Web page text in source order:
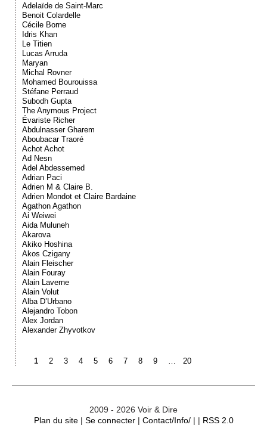
Adelaïde de Saint-Marc
Benoit Colardelle
Cécile Borne
Idris Khan
Le Titien
Lucas Arruda
Maryan
Michal Rovner
Mohamed Bourouissa
Stéfane Perraud
Subodh Gupta
The Anymous Project
Évariste Richer
Abdulnasser Gharem
Aboubacar Traoré
Achot Achot
Ad Nesn
Adel Abdessemed
Adrian Paci
Adrien M & Claire B.
Adrien Mondot et Claire Bardaine
Agathon Agathon
Ai Weiwei
Aida Muluneh
Akarova
Akiko Hoshina
Akos Czigany
Alain Fleischer
Alain Fouray
Alain Laverne
Alain Volut
Alba D’Urbano
Alejandro Tobon
Alex Jordan
Alexander Zhyvotkov
1 2 3 4 5 6 7 8 9 … 20
2009 - 2026 Voir & Dire
Plan du site| Se connecter| Contact/Info/| | RSS 2.0